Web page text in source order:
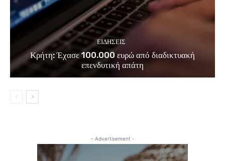
ΕΙΔΗΣΕΙΣ
Κρήτη: Έχασε 100.000 ευρώ από διαδικτυακή
επενδυτική απάτη
- Advertisement -